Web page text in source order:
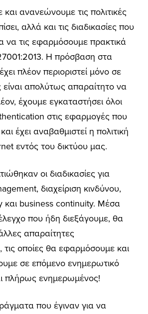
ανανεώνουμε τις πολιτικές
αλλά και τις διαδικασίες που
να τις εφαρμόσουμε πρακτικά
Η πρόσβαση στα
πλέον περιοριστεί μόνο σε
είναι απολύτως απαραίτητο να
έχουμε εγκαταστήσει όλοι
στις εφαρμογές που
έχει αναβαθμιστεί η πολιτική
εντός του δικτύου μας.
οι διαδικασίες για
διαχείριση κινδύνου,
και business continuity. Μέσα
που ήδη διεξάγουμε, θα
απαραίτητες
τις οποίες θα εφαρμόσουμε και
σε επόμενο ενημερωτικό
πλήρως ενημερωμένος!
που έγιναν για να